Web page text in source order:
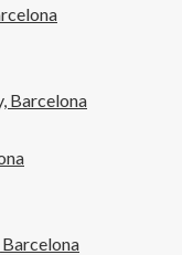
5 anys.Aquest
tenidor.
Barcelona
Barcelona